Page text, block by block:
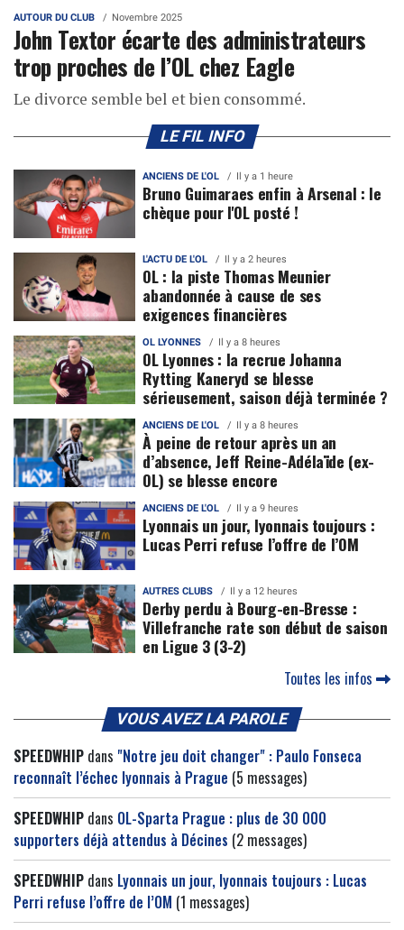
AUTOUR DU CLUB Novembre 2025
John Textor écarte des administrateurs
trop proches de l’OL chez Eagle
Le divorce semble bel et bien consommé.
LE FIL INFO
ANCIENS DE L'OL Il y a 1 heure
Bruno Guimaraes enfin à Arsenal : le
chèque pour l'OL posté !
L'ACTU DE L'OL Il y a 2 heures
OL : la piste Thomas Meunier
abandonnée à cause de ses
exigences financières
OL LYONNES Il y a 8 heures
OL Lyonnes : la recrue Johanna
Rytting Kaneryd se blesse
sérieusement, saison déjà terminée ?
ANCIENS DE L'OL Il y a 8 heures
À peine de retour après un an
d’absence, Jeff Reine-Adélaïde (ex-
OL) se blesse encore
ANCIENS DE L'OL Il y a 9 heures
Lyonnais un jour, lyonnais toujours :
Lucas Perri refuse l’offre de l’OM
AUTRES CLUBS Il y a 12 heures
Derby perdu à Bourg-en-Bresse :
Villefranche rate son début de saison
en Ligue 3 (3-2)
Toutes les infos
VOUS AVEZ LA PAROLE
SPEEDWHIP dans "Notre jeu doit changer" : Paulo Fonseca
reconnaît l’échec lyonnais à Prague (5 messages)
SPEEDWHIP dans OL-Sparta Prague : plus de 30 000
supporters déjà attendus à Décines (2 messages)
SPEEDWHIP dans Lyonnais un jour, lyonnais toujours : Lucas
Perri refuse l’offre de l’OM (1 messages)